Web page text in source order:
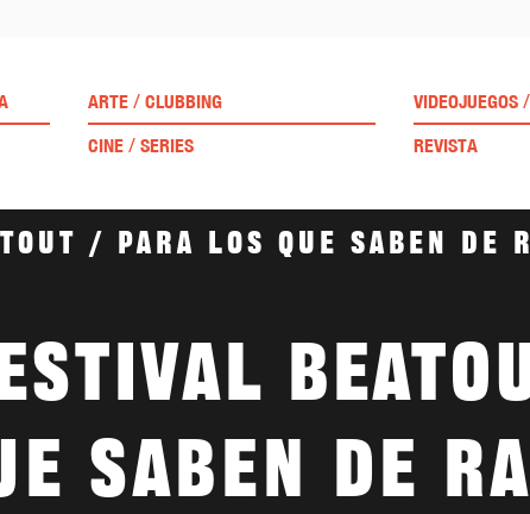
ARTE / CLUBBING VIDEOJUEGOS /
CINE / SERIES REVISTA
/ Para los que saben de
saben de